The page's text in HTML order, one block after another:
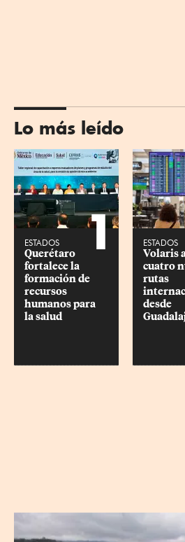
Lo más leído
1
ESTADOS
Querétaro
fortalece la
formación de
recursos
humanos para
la salud
ESTADOS
Volaris
cuatro
rutas
desde